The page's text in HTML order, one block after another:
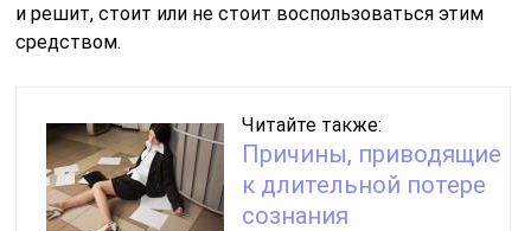
и решит, стоит или не стоит воспользоваться этим
средством.
Читайте также:
Причины, приводящие
к длительной потере
сознания